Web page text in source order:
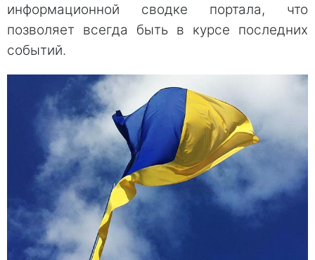
информационной сводке портала, что
позволяет всегда быть в курсе последних
событий.